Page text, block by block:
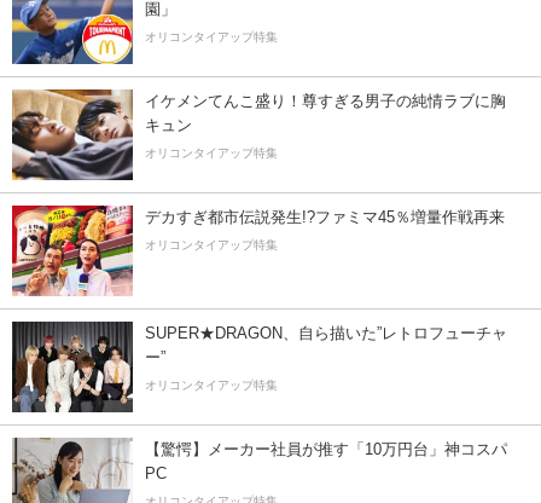
園」
オリコンタイアップ特集
イケメンてんこ盛り！尊すぎる男子の純情ラブに胸
キュン
オリコンタイアップ特集
デカすぎ都市伝説発生!?ファミマ45％増量作戦再来
オリコンタイアップ特集
SUPER★DRAGON、自ら描いた”レトロフューチャ
ー”
オリコンタイアップ特集
【驚愕】メーカー社員が推す「10万円台」神コスパ
PC